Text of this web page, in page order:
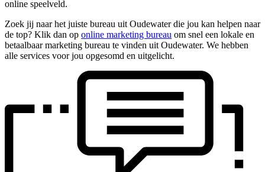
online speelveld.
Zoek jij naar het juiste bureau uit Oudewater die jou kan helpen naar
de top? Klik dan op online marketing bureau om snel een lokale en
betaalbaar marketing bureau te vinden uit Oudewater. We hebben
alle services voor jou opgesomd en uitgelicht.